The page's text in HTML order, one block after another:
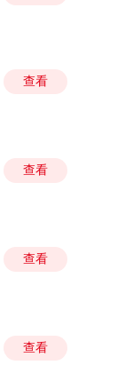
查看
查看
查看
查看